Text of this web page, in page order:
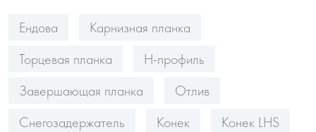
Ендова
Карнизная планка
Торцевая планка
Н-профиль
Завершающая планка
Отлив
Снегозадержатель
Конек
Конек LHS